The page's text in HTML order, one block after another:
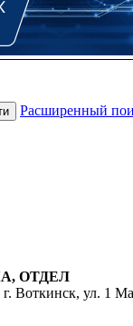
Расширенный
ОТДЕЛ
Воткинск, ул. 1